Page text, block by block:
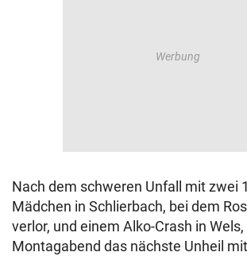
Nach dem schweren Unfall mit zwei
Mädchen in Schlierbach, bei dem
verlor, und einem Alko-Crash in
Montagabend das nächste Unheil